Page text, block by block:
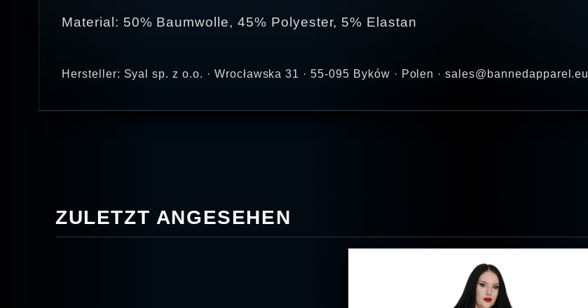
Material: 50% Baumwolle, 45% Polyester, 5% Elastan
Hersteller: Syal sp. z o.o. · Wrocławska 31 · 55-095 Byków · Polen · sales@bannedapparel.eu
ZULETZT ANGESEHEN